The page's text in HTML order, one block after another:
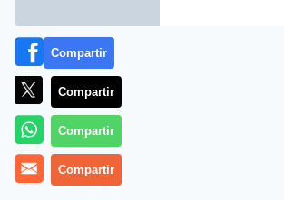
¿Quién dijo que la cocina es cara, difícil
que está destinada solo a cocinillas y
Compartir
Compartir
Compartir
Compartir